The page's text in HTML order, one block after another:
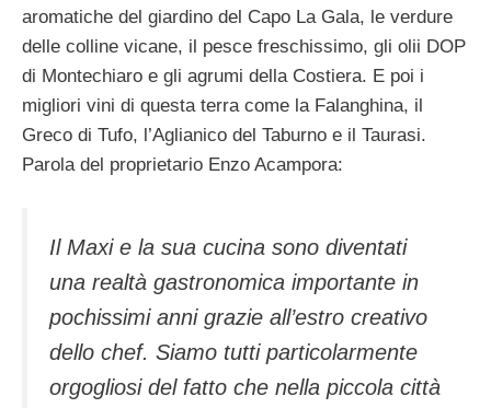
aromatiche del giardino del Capo La Gala, le verdure
delle colline vicane, il pesce freschissimo, gli olii DOP
di Montechiaro e gli agrumi della Costiera. E poi i
migliori vini di questa terra come la Falanghina, il
Greco di Tufo, l’Aglianico del Taburno e il Taurasi.
Parola del proprietario Enzo Acampora:
Il Maxi e la sua cucina sono diventati
una realtà gastronomica importante in
pochissimi anni grazie all’estro creativo
dello chef. Siamo tutti particolarmente
orgogliosi del fatto che nella piccola città